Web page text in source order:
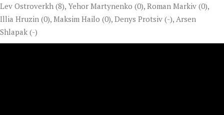
Lev Ostroverkh (8), Yehor Martynenko (0), Roman Markiv (0),
Illia Hruzin (0), Maksim Hailo (0), Denys Protsiv (-), Arsen
Shlapak (-)